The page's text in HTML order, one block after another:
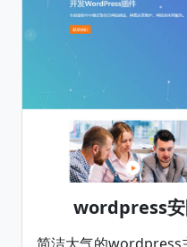
wordpress安